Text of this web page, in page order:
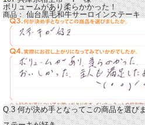
ボリュームがあり柔らかかった！
商品：仙台黒毛和牛サーロインステーキ
Q.3 何が決め手となってこの商品を選び